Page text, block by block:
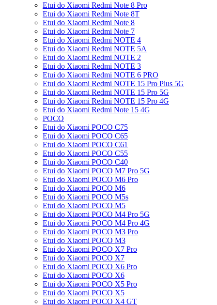
Etui do Xiaomi Redmi Note 8 Pro
Etui do Xiaomi Redmi Note 8T
Etui do Xiaomi Redmi Note 8
Etui do Xiaomi Redmi Note 7
Etui do Xiaomi Redmi NOTE 4
Etui do Xiaomi Redmi NOTE 5A
Etui do Xiaomi Redmi NOTE 2
Etui do Xiaomi Redmi NOTE 3
Etui do Xiaomi Redmi NOTE 6 PRO
Etui do Xiaomi Redmi NOTE 15 Pro Plus 5G
Etui do Xiaomi Redmi NOTE 15 Pro 5G
Etui do Xiaomi Redmi NOTE 15 Pro 4G
Etui do Xiaomi Redmi Note 15 4G
POCO
Etui do Xiaomi POCO C75
Etui do Xiaomi POCO C65
Etui do Xiaomi POCO C61
Etui do Xiaomi POCO C55
Etui do Xiaomi POCO C40
Etui do Xiaomi POCO M7 Pro 5G
Etui do Xiaomi POCO M6 Pro
Etui do Xiaomi POCO M6
Etui do Xiaomi POCO M5s
Etui do Xiaomi POCO M5
Etui do Xiaomi POCO M4 Pro 5G
Etui do Xiaomi POCO M4 Pro 4G
Etui do Xiaomi POCO M3 Pro
Etui do Xiaomi POCO M3
Etui do Xiaomi POCO X7 Pro
Etui do Xiaomi POCO X7
Etui do Xiaomi POCO X6 Pro
Etui do Xiaomi POCO X6
Etui do Xiaomi POCO X5 Pro
Etui do Xiaomi POCO X5
Etui do Xiaomi POCO X4 GT